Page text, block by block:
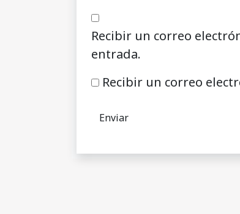
Recibir un correo
entrada.
Recibir un correo